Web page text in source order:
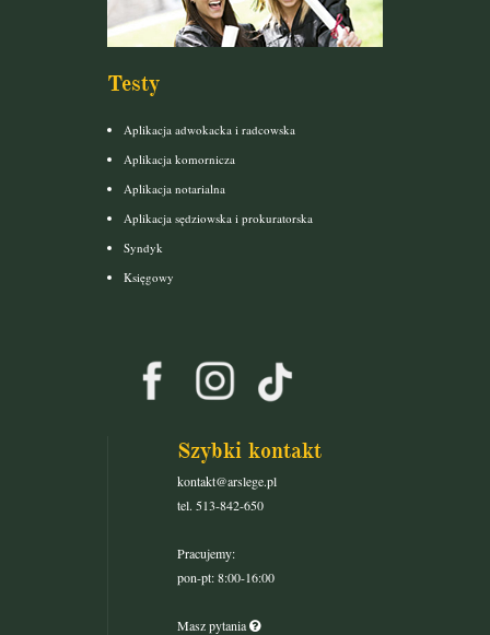
Testy
Aplikacja adwokacka i radcowska
Aplikacja komornicza
Aplikacja notarialna
Aplikacja sędziowska i prokuratorska
Syndyk
Księgowy
Szybki kontakt
kontakt@arslege.pl
tel. 513-842-650
Pracujemy:
pon-pt: 8:00-16:00
Masz pytania